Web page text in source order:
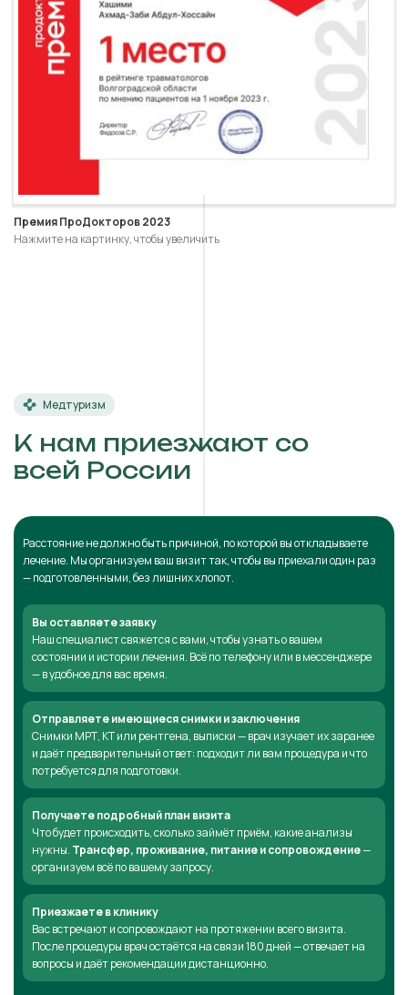
Премия ПроДокторов 2023
Нажмите на картинку, чтобы увеличить
Медтуризм
К нам приезжают со
всей России
Расстояние не должно быть причиной, по которой вы откладываете
лечение. Мы организуем ваш визит так, чтобы вы приехали один раз
— подготовленными, без лишних хлопот.
Вы оставляете заявку
Наш специалист свяжется с вами, чтобы узнать о вашем
состоянии и истории лечения. Всё по телефону или в мессенджере
— в удобное для вас время.
Отправляете имеющиеся снимки и заключения
Снимки МРТ, КТ или рентгена, выписки — врач изучает их заранее
и даёт предварительный ответ: подходит ли вам процедура и что
потребуется для подготовки.
Получаете подробный план визита
Что будет происходить, сколько займёт приём, какие анализы
нужны. Трансфер, проживание, питание и сопровождение—
организуем всё по вашему запросу.
Приезжаете в клинику
Вас встречают и сопровождают на протяжении всего визита.
После процедуры врач остаётся на связи 180 дней — отвечает на
вопросы и даёт рекомендации дистанционно.